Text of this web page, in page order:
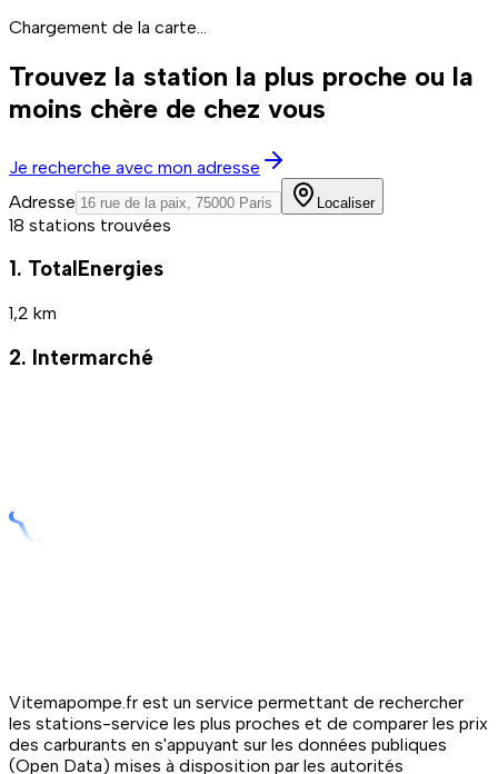
Chargement de la carte...
Trouvez la station la plus proche ou la
moins chère de chez vous
Je recherche avec mon adresse
Adresse
Localiser
18 stations trouvées
1. TotalEnergies
1,2 km
2. Intermarché
Vitemapompe.fr est un service permettant de rechercher
les stations-service les plus proches et de comparer les prix
des carburants en s'appuyant sur les données publiques
(Open Data) mises à disposition par les autorités